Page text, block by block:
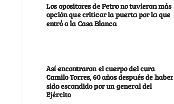
Los opositores de Petro no tuvieron más
opción que criticar la puerta por la que
entró a la Casa Blanca
Así encontraron el cuerpo del cura
Camilo Torres, 60 años después de haber
sido escondido por un general del
Ejército